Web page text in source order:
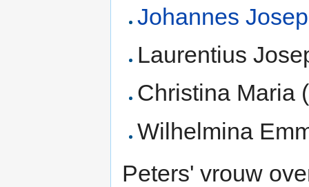
Johannes
Laurentius
Christina Maria
Wilhelmina
Peters' vrouw